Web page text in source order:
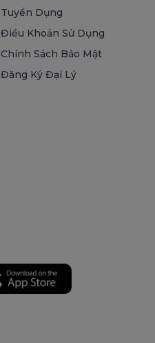
Tuyển Dụng
Điều Khoản Sử Dụng
Chính Sách Bảo Mật
Đăng Ký Đại Lý